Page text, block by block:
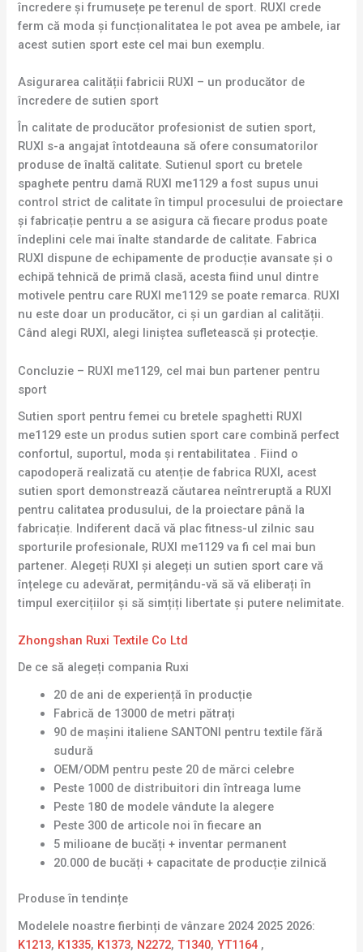
încredere și frumusețe pe terenul de sport. RUXI crede
ferm că moda și funcționalitatea le pot avea pe ambele, iar
acest sutien sport este cel mai bun exemplu.
Asigurarea calității fabricii RUXI – un producător de
încredere de sutien sport
În calitate de producător profesionist de sutien sport,
RUXI s-a angajat întotdeauna să ofere consumatorilor
produse de înaltă calitate. Sutienul sport cu bretele
spaghete pentru damă RUXI me1129 a fost supus unui
control strict de calitate în timpul procesului de proiectare
și fabricație pentru a se asigura că fiecare produs poate
îndeplini cele mai înalte standarde de calitate. Fabrica
RUXI dispune de echipamente de producție avansate și o
echipă tehnică de primă clasă, acesta fiind unul dintre
motivele pentru care RUXI me1129 se poate remarca. RUXI
nu este doar un producător, ci și un gardian al calității.
Când alegi RUXI, alegi liniștea sufletească și protecție.
Concluzie – RUXI me1129, cel mai bun partener pentru
sport
Sutien sport pentru femei cu bretele spaghetti RUXI
me1129 este un produs sutien sport care combină perfect
confortul, suportul, moda și rentabilitatea . Fiind o
capodoperă realizată cu atenție de fabrica RUXI, acest
sutien sport demonstrează căutarea neîntreruptă a RUXI
pentru calitatea produsului, de la proiectare până la
fabricație. Indiferent dacă vă plac fitness-ul zilnic sau
sporturile profesionale, RUXI me1129 va fi cel mai bun
partener. Alegeți RUXI și alegeți un sutien sport care vă
înțelege cu adevărat, permițându-vă să vă eliberați în
timpul exercițiilor și să simțiți libertate și putere nelimitate.
Zhongshan Ruxi Textile Co Ltd
De ce să alegeți compania Ruxi
20 de ani de experiență în producție
Fabrică de 13000 de metri pătrați
90 de mașini italiene SANTONI pentru textile fără
sudură
OEM/ODM pentru peste 20 de mărci celebre
Peste 1000 de distribuitori din întreaga lume
Peste 180 de modele vândute la alegere
Peste 300 de articole noi în fiecare an
5 milioane de bucăți + inventar permanent
20.000 de bucăți + capacitate de producție zilnică
Produse în tendințe
Modelele noastre fierbinți de vânzare 2024 2025 2026:
K1213, K1335, K1373, N2272,T1340,YT1164 ,